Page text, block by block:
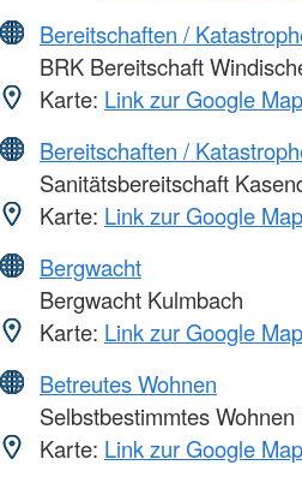
Bereitschaften /
BRK Bereitschaft
Karte: Link zur Google
Bereitschaften /
Sanitätsbereitschaft
Karte: Link zur Google
Bergwacht
Bergwacht Kulmbach
Karte: Link zur Google
Betreutes Wohnen
Selbstbestimmtes
Karte: Link zur Google